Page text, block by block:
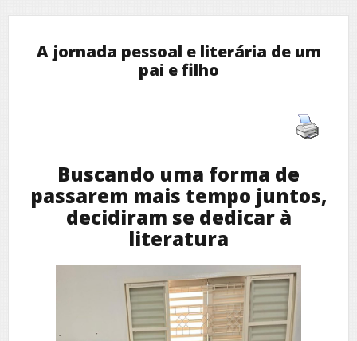
A jornada pessoal e literária de um
pai e filho
Buscando uma forma de
passarem mais tempo juntos,
decidiram se dedicar à
literatura